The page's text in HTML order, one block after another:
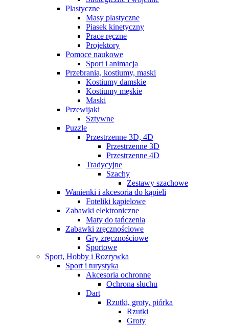
Plastyczne
Masy plastyczne
Piasek kinetyczny
Prace ręczne
Projektory
Pomoce naukowe
Sport i animacja
Przebrania, kostiumy, maski
Kostiumy damskie
Kostiumy męskie
Maski
Przewijaki
Sztywne
Puzzle
Przestrzenne 3D, 4D
Przestrzenne 3D
Przestrzenne 4D
Tradycyjne
Szachy
Zestawy szachowe
Wanienki i akcesoria do kąpieli
Foteliki kąpielowe
Zabawki elektroniczne
Maty do tańczenia
Zabawki zręcznościowe
Gry zręcznościowe
Sportowe
Sport, Hobby i Rozrywka
Sport i turystyka
Akcesoria ochronne
Ochrona słuchu
Dart
Rzutki, groty, piórka
Rzutki
Groty